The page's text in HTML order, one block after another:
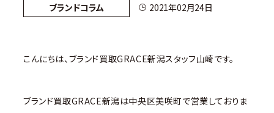
ブランドコラム 2021年02月24日
こんにちは、ブランド買取GRACE新潟スタッフ山崎です。
ブランド買取GRACE新潟は中央区美咲町で営業しておりま